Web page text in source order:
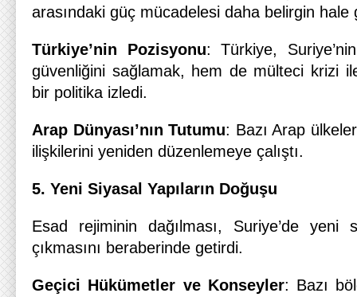
arasındaki güç mücadelesi daha belirgin hale
Türkiye’nin Pozisyonu: Türkiye,
güvenliğini sağlamak, hem de mülteci krizi
bir politika izledi.
Arap Dünyası’nın Tutumu: Bazı Arap
ilişkilerini yeniden düzenlemeye çalıştı.
5. Yeni Siyasal Yapıların Doğuşu
Esad rejiminin dağılması, Suriye’de yeni
çıkmasını beraberinde getirdi.
Geçici Hükümetler ve Konseyler: Bazı